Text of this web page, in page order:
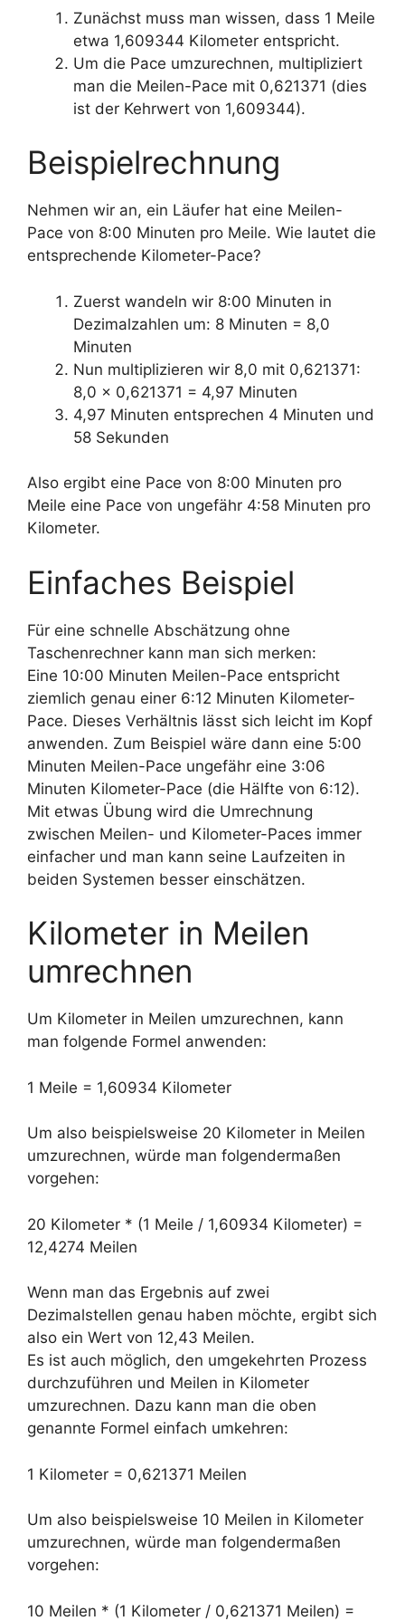
Zunächst muss man wissen, dass 1 Meile
etwa 1,609344 Kilometer entspricht.
Um die Pace umzurechnen, multipliziert
man die Meilen-Pace mit 0,621371 (dies
ist der Kehrwert von 1,609344).
Beispielrechnung
Nehmen wir an, ein Läufer hat eine Meilen-
Pace von 8:00 Minuten pro Meile. Wie lautet die
entsprechende Kilometer-Pace?
Zuerst wandeln wir 8:00 Minuten in
Dezimalzahlen um: 8 Minuten = 8,0
Minuten
Nun multiplizieren wir 8,0 mit 0,621371:
8,0 x 0,621371 = 4,97 Minuten
4,97 Minuten entsprechen 4 Minuten und
58 Sekunden
Also ergibt eine Pace von 8:00 Minuten pro
Meile eine Pace von ungefähr 4:58 Minuten pro
Kilometer.
Einfaches Beispiel
Für eine schnelle Abschätzung ohne
Taschenrechner kann man sich merken:
Eine 10:00 Minuten Meilen-Pace entspricht
ziemlich genau einer 6:12 Minuten Kilometer-
Pace. Dieses Verhältnis lässt sich leicht im Kopf
anwenden. Zum Beispiel wäre dann eine 5:00
Minuten Meilen-Pace ungefähr eine 3:06
Minuten Kilometer-Pace (die Hälfte von 6:12).
Mit etwas Übung wird die Umrechnung
zwischen Meilen- und Kilometer-Paces immer
einfacher und man kann seine Laufzeiten in
beiden Systemen besser einschätzen.
Kilometer in Meilen
umrechnen
Um Kilometer in Meilen umzurechnen, kann
man folgende Formel anwenden:
1 Meile = 1,60934 Kilometer
Um also beispielsweise 20 Kilometer in Meilen
umzurechnen, würde man folgendermaßen
vorgehen:
20 Kilometer * (1 Meile / 1,60934 Kilometer) =
12,4274 Meilen
Wenn man das Ergebnis auf zwei
Dezimalstellen genau haben möchte, ergibt sich
also ein Wert von 12,43 Meilen.
Es ist auch möglich, den umgekehrten Prozess
durchzuführen und Meilen in Kilometer
umzurechnen. Dazu kann man die oben
genannte Formel einfach umkehren:
1 Kilometer = 0,621371 Meilen
Um also beispielsweise 10 Meilen in Kilometer
umzurechnen, würde man folgendermaßen
vorgehen:
10 Meilen * (1 Kilometer / 0,621371 Meilen) =